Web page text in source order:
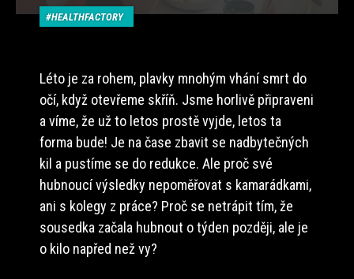
HEALTHFACTORY
Léto je za rohem, plavky mnohým vhání smrt do
očí, když otevřeme skříň. Jsme horlivě připraveni
a víme, že už to letos prostě vyjde, letos ta
forma bude! Je na čase zbavit se nadbytečných
kil a pustíme se do redukce. Ale proč své
hubnoucí výsledky nepoměřovat s kamarádkami,
ani s kolegy z práce? Proč se netrápit tím, že
sousedka začala hubnout o týden později, ale je
o kilo napřed než vy?